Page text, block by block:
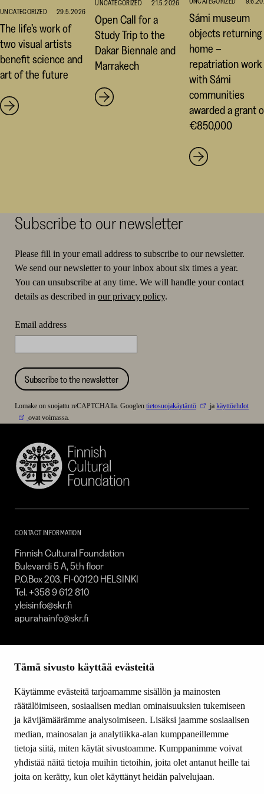
Tämä sivusto käyttää evästeitä
Käytämme evästeitä tarjoamamme sisällön ja mainosten
räätälöimiseen, sosiaalisen median ominaisuuksien tukemiseen
ja kävijämäärämme analysoimiseen. Lisäksi jaamme sosiaalisen
median, mainosalan ja analytiikka-alan kumppaneillemme
tietoja siitä, miten käytät sivustoamme. Kumppanimme voivat
yhdistää näitä tietoja muihin tietoihin, joita olet antanut heille tai
joita on kerätty, kun olet käyttänyt heidän palvelujaan.
UNCATEGORIZED 29.5.2026
The life’s work of
two visual artists
benefit science and
art of the future
UNCATEGORIZED 21.5.2026
Open Call for a
Study Trip to the
Dakar Biennale and
Marrakech
Sámi museum
objects returning
home –
repatriation work
with Sámi
communities
awarded a grant
€850,000
Subscribe to our newsletter
Please fill in your email address to subscribe to our newsletter.
We send our newsletter to your inbox about six times a year.
You can unsubscribe at any time. We will handle your contact
details as described in our privacy policy.
Email address
Subscribe to the newsletter
Lomake on suojattu reCAPTCHAlla. Googlen tietosuojakäytäntö jakäyttöehdot
ovat voimassa.
Finnish
Cultural
SKR
CONTACT INFORMATION
Finnish Cultural Foundation
Bulevardi 5 A, 5th floor
P.O.Box 203, FI-00120 HELSINKI
Tel. +358 9 612 810
yleisinfo@skr.fi
apurahainfo@skr.fi
SITEMAP
Grants
Donations and bequests
About us
What’s new
Contact us